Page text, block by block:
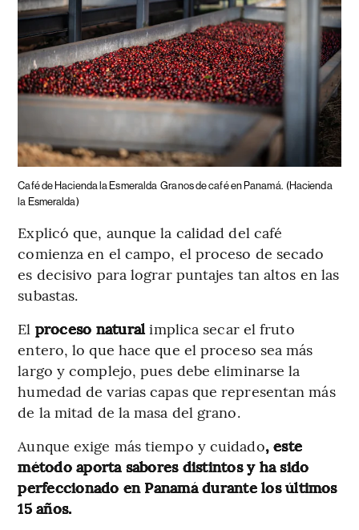
Café de Hacienda la Esmeralda Granos de café en Panamá. (Hacienda
la Esmeralda)
Explicó que, aunque la calidad del café
comienza en el campo, el proceso de secado
es decisivo para lograr puntajes tan altos en las
subastas.
El proceso natural implica secar el fruto
entero, lo que hace que el proceso sea más
largo y complejo, pues debe eliminarse la
humedad de varias capas que representan más
de la mitad de la masa del grano.
Aunque exige más tiempo y cuidado, este
método aporta sabores distintos y ha sido
perfeccionado en Panamá durante los últimos
15 años.